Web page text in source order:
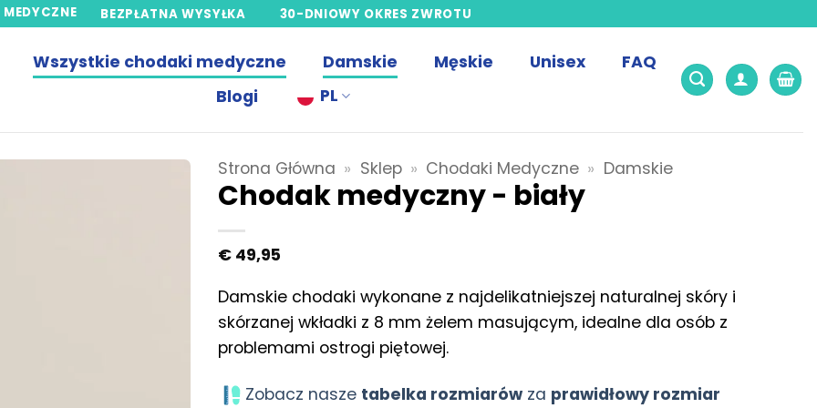
BEZPŁATNA WYSYŁKA 30-DNIOWY OKRES ZWROTU
Wszystkie chodaki medyczne Damskie Męskie Unisex
FAQ
Blogi
PL
Strona Główna » Sklep » Chodaki Medyczne » Damskie
Chodak medyczny - biały
€ 49,95
Damskie chodaki wykonane z najdelikatniejszej naturalnej skóry i
skórzanej wkładki z 8 mm żelem masującym, idealne dla osób z
problemami ostrogi piętowej.
Zobacz nasze tabelka rozmiarów za prawidłowy rozmiar